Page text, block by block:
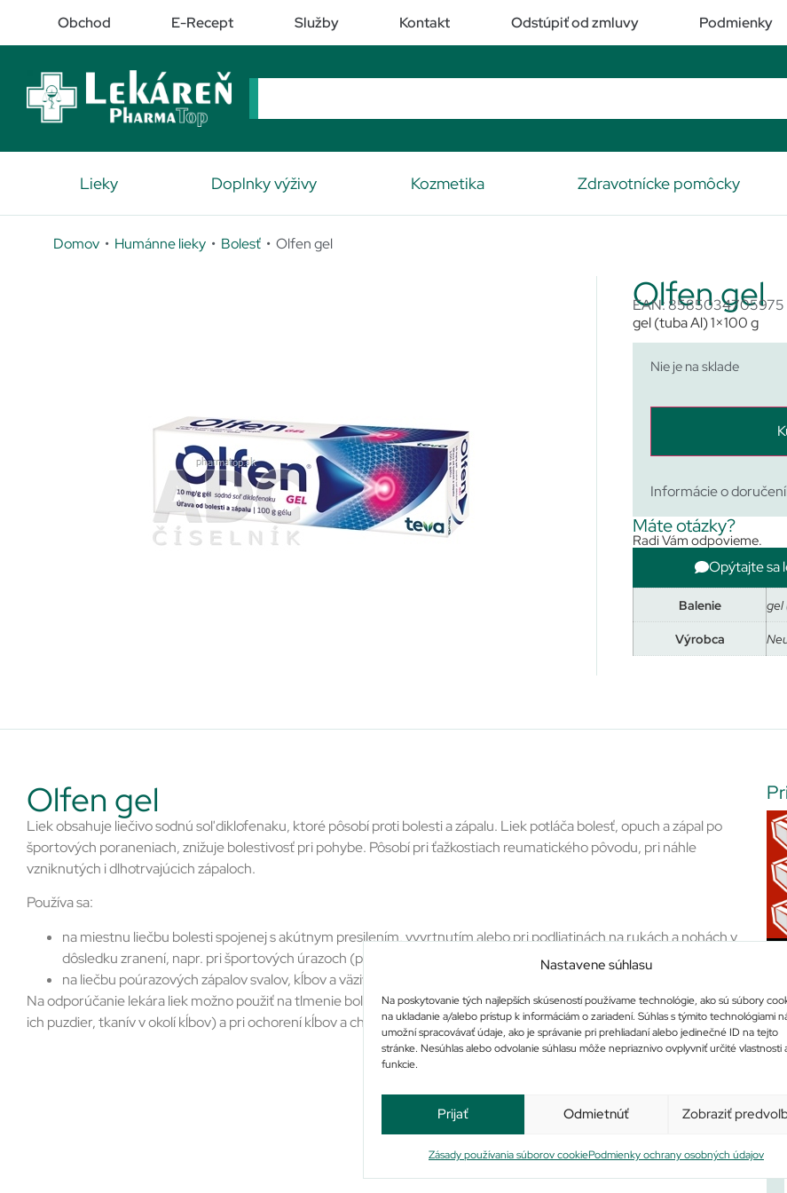
Nastavene súhlasu
Na poskytovanie tých najlepších skúseností používame technológie, ako sú súbory
na ukladanie a/alebo prístup k informáciám o zariadení. Súhlas s týmito technológiami
umožní spracovávať údaje, ako je správanie pri prehliadaní alebo jedinečné ID na tejto
stránke. Nesúhlas alebo odvolanie súhlasu môže nepriaznivo ovplyvniť určité vlastnosti
funkcie.
Prijať Odmietnúť Zobraziť
Zásady používania súborov cookiePodmienky ochrany osobných údajov
Obchod E-Recept Služby Kontakt Odstúpiť od zmluvy Podmienky
Lieky Doplnky výživy Kozmetika Zdravotnícke pomôcky
Domov • Humánne lieky • Bolesť • Olfen gel
Olfen gel
EAN: 8585034705975
gel (tuba Al) 1×100 g
Nie je na sklade
Informácie o doručení
Máte otázky?
Radi Vám odpovieme.
Opýtajte sa
Balenie
gel
Výrobca
Olfen gel
Liek obsahuje liečivo sodnú soľ diklofenaku, ktoré pôsobí proti bolesti a zápalu. Liek potláča bolesť, opuch a zápal po
športových poraneniach, znižuje bolestivosť pri pohybe. Pôsobí pri ťažkostiach reumatického pôvodu, pri náhle
vzniknutých i dlhotrvajúcich zápaloch.
Používa sa:
na miestnu liečbu bolesti spojenej s akútnym presilením, vyvrtnutím alebo pri podliatinách na rukách a nohách v
dôsledku zranení, napr. pri športových úrazoch (podvrtnutie, vykĺbenie, pomliaždenie),
na liečbu poúrazových zápalov svalov, kĺbov a väziva.
Na odporúčanie lekára liek možno použiť na tlmenie bolesti a zápalu pri reumatizme mäkkých tkanív (ako sú zápaly šliach a
ich puzdier, tkanív v okolí kĺbov) a pri ochorení kĺbov a chrbtice.